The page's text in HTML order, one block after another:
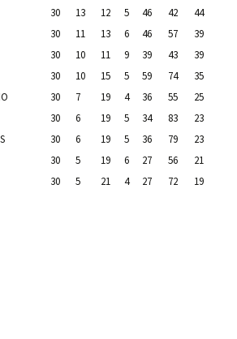
30 13 12 5 46 42
44
30 11 13 6 46 57
39
30 10 11 9 39 43
39
30 10 15 5 59 74
35
30 7 19 4 36 55
25
30 6 19 5 34 83
23
30 6 19 5 36 79
23
30 5 19 6 27 56
21
30 5 21 4 27 72 19